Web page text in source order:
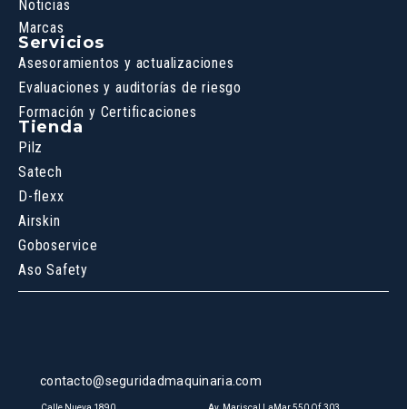
Noticias
Marcas
Servicios
Asesoramientos y actualizaciones
Evaluaciones y auditorías de riesgo
Formación y Certificaciones
Tienda
Pilz
Satech
D-flexx
Airskin
Goboservice
Aso Safety
contacto@seguridadmaquinaria.com